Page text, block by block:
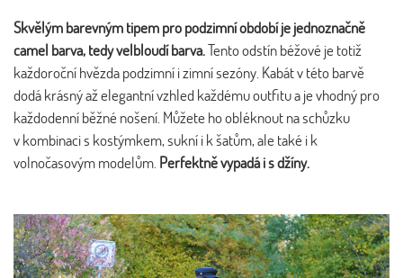
Skvělým barevným tipem pro podzimní období je jednoznačně
camel barva, tedy velbloudí barva.Tento odstín béžové je totiž
každoroční hvězda podzimní i zimní sezóny. Kabát v této barvě
dodá krásný až elegantní vzhled každému outfitu a je vhodný pro
každodenní běžné nošení. Můžete ho obléknout na schůzku
v kombinaci s kostýmkem, sukní i k šatům, ale také i k
volnočasovým modelům. Perfektně vypadá i s džíny.